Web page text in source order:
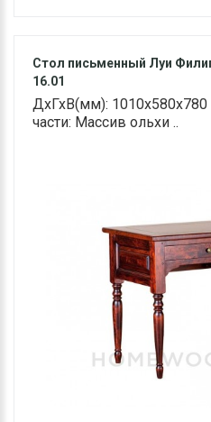
Стол письменный Луи
16.01
ДхГхВ(мм):
части: Массив ольхи ..